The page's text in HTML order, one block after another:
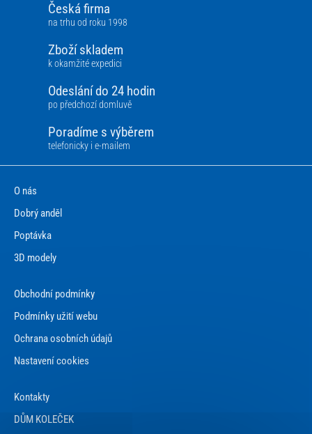
Česká firma
na trhu od roku 1998
Zboží skladem
k okamžité expedici
Odeslání do 24 hodin
po předchozí domluvě
Poradíme s výběrem
telefonicky i e-mailem
O nás
Dobrý anděl
Poptávka
3D modely
Obchodní podmínky
Podmínky užití webu
Ochrana osobních údajů
Nastavení cookies
Kontakty
DŮM KOLEČEK